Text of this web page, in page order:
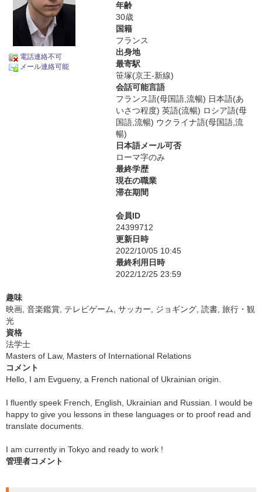
電話連絡不可
メール連絡可能
年齢
30歳
国籍
フランス
出身地
最寄駅
笹塚(京王-新線)
会話可能言語
フランス語(母国語,流暢) 日本語(あ
いさつ程度) 英語(流暢) ロシア語(母
国語,流暢) ウクライナ語(母国語,流
暢)
日本語メール可否
ローマ字のみ
最終学歴
現在の職業
滞在期間
会員ID
24399712
更新日時
2022/10/05 10:45
最終利用日時
2022/12/25 23:59
趣味
映画, 音楽鑑賞, テレビゲーム, サッカー, ジョギング, 読書, 旅行・観
光
資格
法学士
Masters of Law, Masters of International Relations
コメント
Hello, I am Evgueny, a French national of Ukrainian origin.
I fluently speek French, English, Ukrainian and Russian. I would be
happy to give you lessons in these languages or to proof read and
translate documents.
I am currently in Tokyo and ready to work !
管理者コメント